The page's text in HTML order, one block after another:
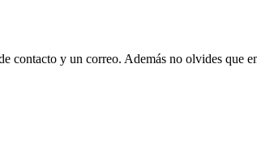
contacto y un correo. Además no olvides que